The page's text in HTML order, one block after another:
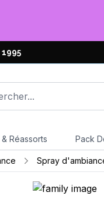
1995
Réassorts Pack
Spray